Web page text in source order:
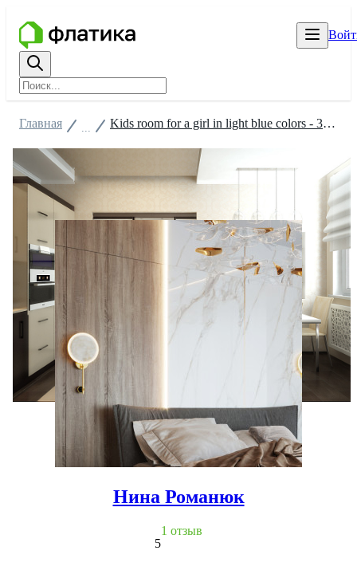
Главная Kids room for a girl in light blue colors - 3D vizualization
Нина Романюк
5
1 отзыв